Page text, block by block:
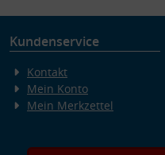
Kundenservice
Kontakt
Mein Konto
Mein Merkzettel